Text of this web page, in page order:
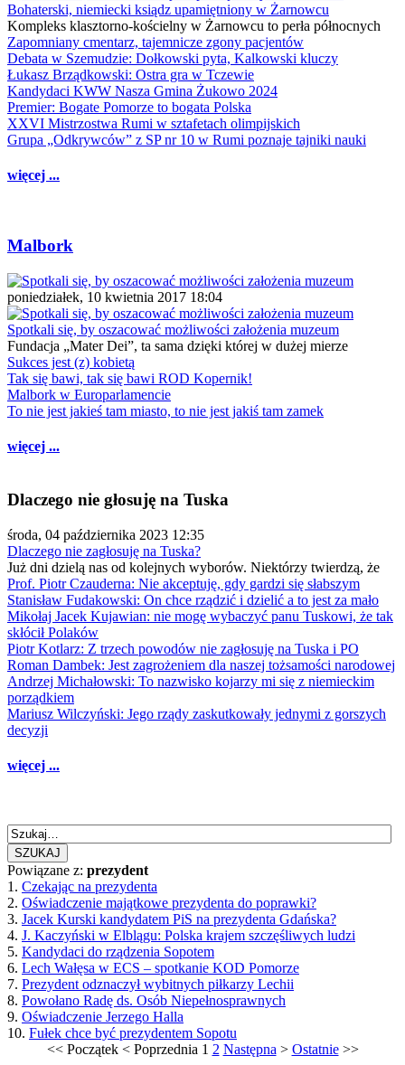
Bohaterski, niemiecki ksiądz upamiętniony w Żarnowcu
Kompleks klasztorno-kościelny w Żarnowcu to perła północnych
Zapomniany cmentarz, tajemnicze zgony pacjentów
Debata w Szemudzie: Dołkowski pyta, Kalkowski kluczy
Łukasz Brządkowski: Ostra gra w Tczewie
Kandydaci KWW Nasza Gmina Żukowo 2024
Premier: Bogate Pomorze to bogata Polska
XXVI Mistrzostwa Rumi w sztafetach olimpijskich
Grupa „Odkrywców” z SP nr 10 w Rumi poznaje tajniki nauki
więcej ...
Malbork
poniedziałek, 10 kwietnia 2017 18:04
Spotkali się, by oszacować możliwości założenia muzeum
Fundacja „Mater Dei”, ta sama dzięki której w dużej mierze
Sukces jest (z) kobietą
Tak się bawi, tak się bawi ROD Kopernik!
Malbork w Europarlamencie
To nie jest jakieś tam miasto, to nie jest jakiś tam zamek
więcej ...
Dlaczego nie głosuję na Tuska
środa, 04 października 2023 12:35
Dlaczego nie zagłosuję na Tuska?
Już dni dzielą nas od kolejnych wyborów. Niektórzy twierdzą, że
Prof. Piotr Czauderna: Nie akceptuję, gdy gardzi się słabszym
Stanisław Fudakowski: On chce rządzić i dzielić a to jest za mało
Mikołaj Jacek Kujawian: nie mogę wybaczyć panu Tuskowi, że tak
skłócił Polaków
Piotr Kotlarz: Z trzech powodów nie zagłosuję na Tuska i PO
Roman Dambek: Jest zagrożeniem dla naszej tożsamości narodowej
Andrzej Michałowski: To nazwisko kojarzy mi się z niemieckim
porządkiem
Mariusz Wilczyński: Jego rządy zaskutkowały jednymi z gorszych
decyzji
więcej ...
SZUKAJ
Powiązane z: prezydent
1. Czekając na prezydenta
2. Oświadczenie majątkowe prezydenta do poprawki?
3. Jacek Kurski kandydatem PiS na prezydenta Gdańska?
4. J. Kaczyński w Elblągu: Polska krajem szczęśliwych ludzi
5. Kandydaci do rządzenia Sopotem
6. Lech Wałęsa w ECS – spotkanie KOD Pomorze
7. Prezydent odznaczył wybitnych piłkarzy Lechii
8. Powołano Radę ds. Osób Niepełnosprawnych
9. Oświadczenie Jerzego Halla
10. Fułek chce być prezydentem Sopotu
<< Początek< Poprzednia 1 2 Następna > Ostatnie>>